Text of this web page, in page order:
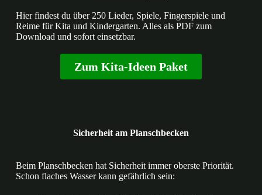
Hier findest du über 250 Lieder, Spiele, Fingerspiele und
Reime für Kita und Kindergarten. Alles als PDF zum
Download und sofort einsetzbar.
Zum Kita-Ideen Paket
Sicherheit am Planschbecken
Beim Planschbecken hat Sicherheit immer oberste Priorität.
Schon flaches Wasser kann gefährlich sein: